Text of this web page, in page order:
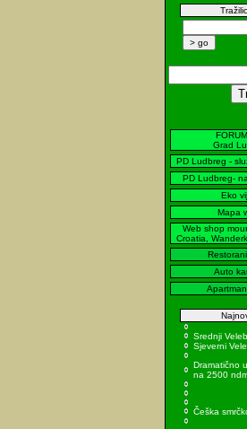
Grad
PD Ludbreg -
PD Ludbreg-
Eko
Mapa
Web shop
Croatia,
Auto
Srednji
Sjeverni
Dramatično
na 2500
Češka